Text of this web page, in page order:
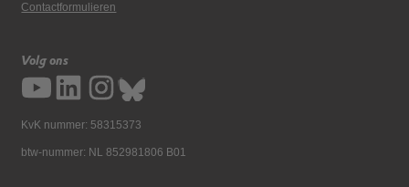
Contactformulieren
Volg ons
KvK nummer: 58315373
btw-nummer: NL 852981806 B01